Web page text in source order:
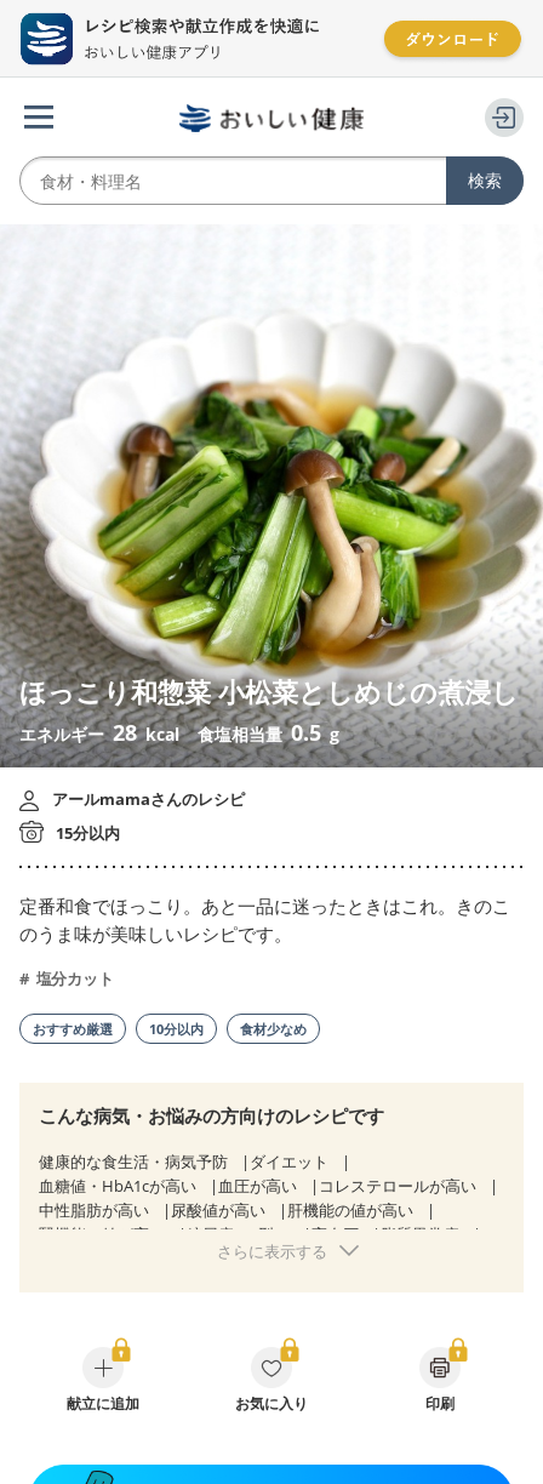
ほっこり和惣菜 小松菜としめじの煮浸し
エネルギー28 kcal 食塩相当量0.5 g
アールmamaさんのレシピ
15分以内
定番和食でほっこり。あと一品に迷ったときはこれ。きのこ
のうま味が美味しいレシピです。
塩分カット
おすすめ厳選 10分以内 食材少なめ
こんな病気・お悩みの方向けのレシピです
健康的な食生活・病気予防
ダイエット
血糖値・HbA1cが高い
血圧が高い
コレステロールが高い
中性脂肪が高い
尿酸値が高い
肝機能の値が高い
腎機能の値が高い
糖尿病（2型） 高血圧
脂質異常症
狭心症 心筋梗塞
糖尿病性腎症（第１期）
糖尿病性腎症（第２期）
CKD（ステージ１）
CKD（ステージ２）
CKD（ステージ３a）
乳がん（抗がん剤治療中）
飲み込みにくい
さらに表示する
献立に追加 お気に入り 印刷